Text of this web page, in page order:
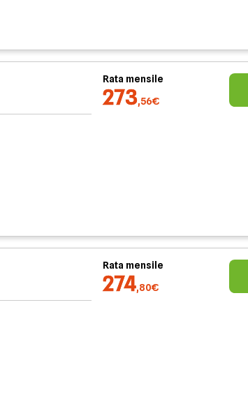
Rata mensile
273,56€
Rata mensile
274,80€